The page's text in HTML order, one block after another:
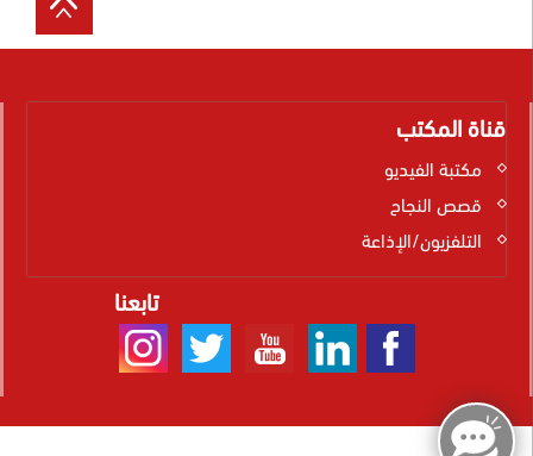
قناة المكتب
مكتبة الفيديو
قصص النجاح
التلفزيون/الإذاعة
تابعنا